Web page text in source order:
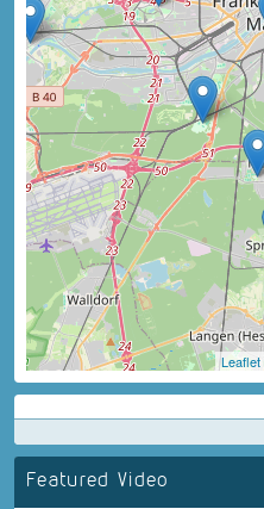
Leaflet
Featured Video